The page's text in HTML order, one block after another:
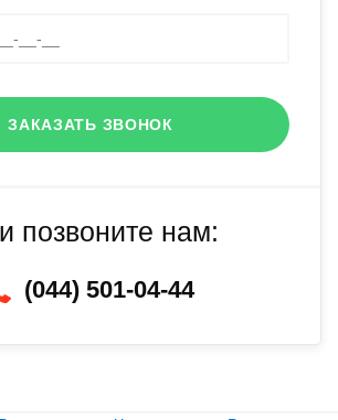
ЗАКАЗАТЬ ЗВОНОК
позвоните нам:
(044) 501-04-44